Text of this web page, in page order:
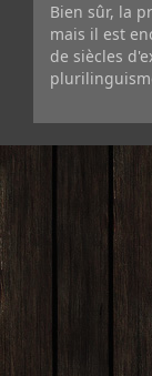
Bien sûr, la
mais il est
de siècles